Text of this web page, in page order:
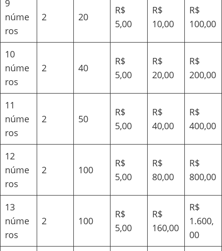
9
núme
ros
2 20
R$
5,00
R$
10,00
R$
100,00
10
núme
ros
2 40
R$
5,00
R$
20,00
R$
200,00
11
núme
ros
2 50
R$
5,00
R$
40,00
R$
400,00
12
núme
ros
2 100
R$
5,00
R$
80,00
R$
800,00
13
núme
ros
2 100
R$
5,00
R$
160,00
R$
1.600,
00